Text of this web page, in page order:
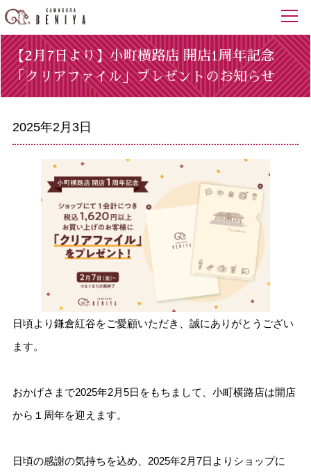
【2月7日より】小町横路店 開店1周年記念
「クリアファイル」プレゼントのお知らせ
2025年2月3日
日頃より鎌倉紅谷をご愛顧いただき、誠にありがとうござい
ます。
おかげさまで2025年2月5日をもちまして、小町横路店は開店
から１周年を迎えます。
日頃の感謝の気持ちを込め、2025年2月7日よりショップに